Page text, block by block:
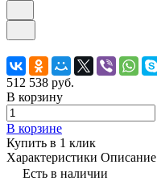
512 538 руб.
В корзину
В корзине
Купить в 1 клик
Характеристики Описание
Есть в наличии